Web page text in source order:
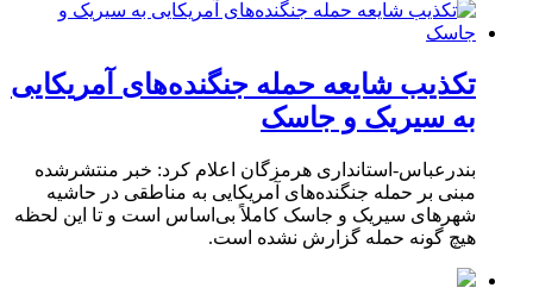
تکذیب شایعه حمله جنگنده‌های آمریکایی
به سیریک و جاسک
بندرعباس-استانداری هرمزگان اعلام کرد: خبر منتشرشده
مبنی بر حمله جنگنده‌های آمریکایی به مناطقی در حاشیه
شهرهای سیریک و جاسک کاملاً بی‌اساس است و تا این لحظه
هیچ گونه حمله گزارش نشده است.